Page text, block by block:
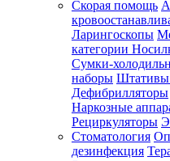
Скорая помощь
Ларингоскопы
категории
Сумки-
наборы Штативы
Дефибрилляторы
Наркозные
Рециркуляторы
Стоматология
дезинфекция